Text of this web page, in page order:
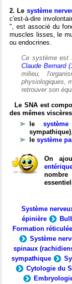
2. Le système
c'est-à-dire
", est associé du
muscles lisses, le
ou endocrines.
Ce système est
Claude Bernard
milieu,
physiologiques,
retrouver son
Le SNA est
des mêmes
le
sympathique)
le système
On
Système
épinière
Formation réticulée
Système
spinaux
sympathique
Cytologie du